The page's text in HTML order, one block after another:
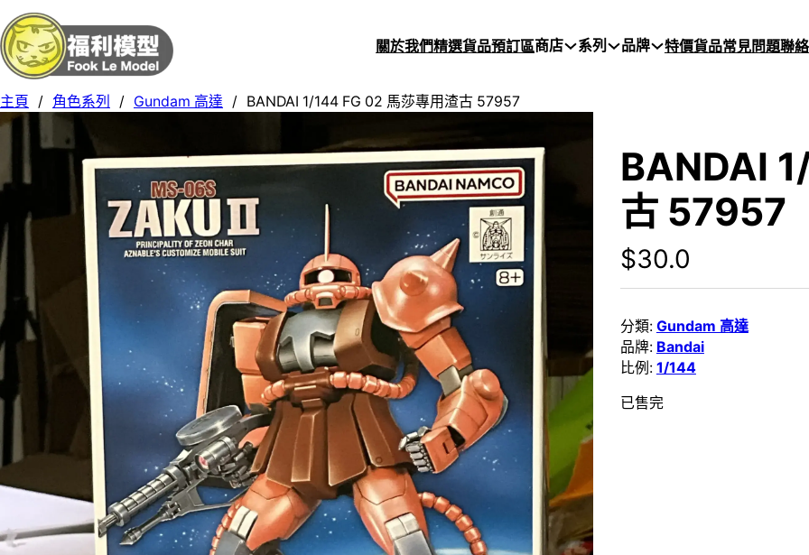
關於我們精選貨品預訂區商店 系列 品牌 特價貨品常見問題聯
主頁 / 角色系列 / Gundam 高達 / BANDAI 1/144 FG 02 馬莎專用渣古 57957
BANDAI
古 57957
$30.0
分類: Gundam 高達
品牌: Bandai
比例: 1/144
已售完